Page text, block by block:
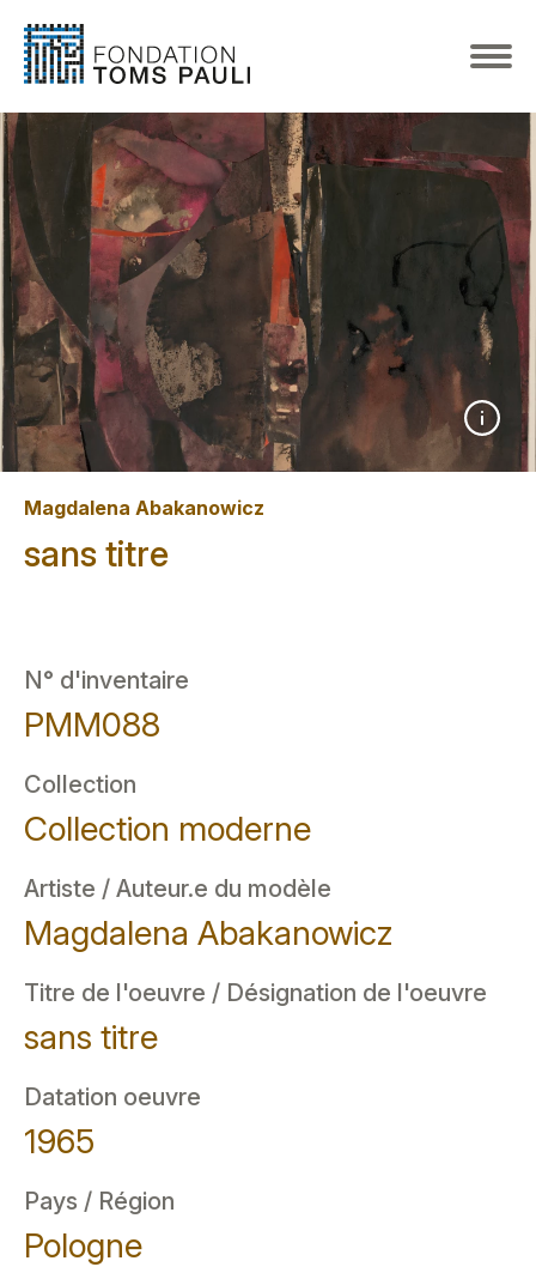
Magdalena Abakanowicz
sans titre
N° d'inventaire
PMM088
Collection
Collection moderne
Artiste / Auteur.e du modèle
Magdalena Abakanowicz
Titre de l'oeuvre / Désignation de l'oeuvre
sans titre
Datation oeuvre
1965
Pays / Région
Pologne